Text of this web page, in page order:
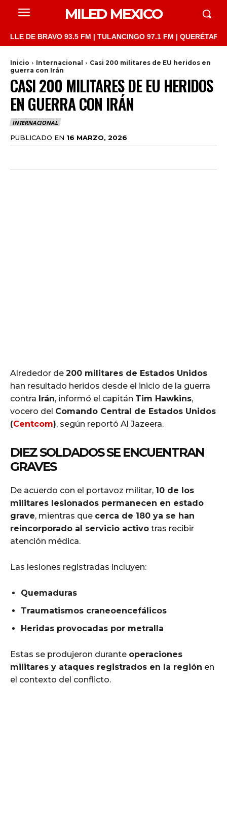
MILED MEXICO
BRAVO 93.5 FM | TULANCINGO 97.1 FM | QUERÉTARO
Inicio Internacional
Casi 200 militares de EU heridos en
guerra con Irán
CASI 200 MILITARES DE EU HERIDOS
EN GUERRA CON IRÁN
INTERNACIONAL
PUBLICADO EN 16 MARZO, 2026
Alrededor de 200 militares de Estados Unidos
han resultado heridos desde el inicio de la guerra
contra Irán, informó el capitán Tim Hawkins,
vocero del Comando Central de Estados Unidos
(Centcom), según reportó Al Jazeera.
DIEZ SOLDADOS SE ENCUENTRAN
GRAVES
De acuerdo con el portavoz militar, 10 de los
militares lesionados permanecen en estado
grave, mientras que cerca de 180 ya se han
reincorporado al servicio activo tras recibir
atención médica.
Las lesiones registradas incluyen:
Quemaduras
Traumatismos craneoencefálicos
Heridas provocadas por metralla
Estas se produjeron durante operaciones
militares y ataques registrados en la región en
el contexto del conflicto.